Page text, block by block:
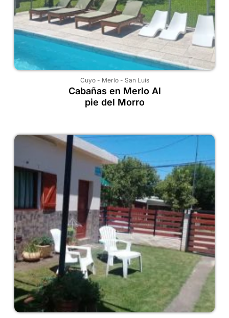
Cuyo- Merlo- San Luis
Cabañas en Merlo Al
pie del Morro